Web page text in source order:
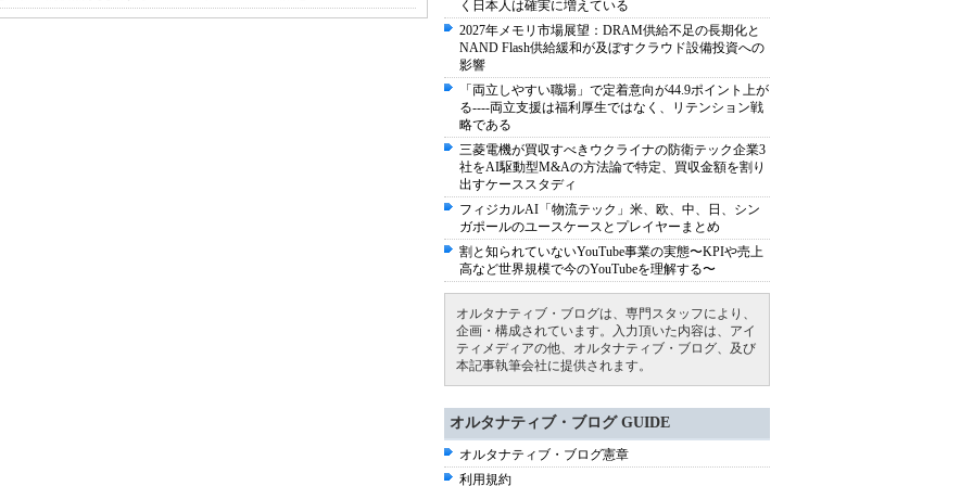
く日本人は確実に増えている
2027年メモリ市場展望：DRAM供給不足の長期化と
NAND Flash供給緩和が及ぼすクラウド設備投資への
影響
「両立しやすい職場」で定着意向が44.9ポイント上が
る----両立支援は福利厚生ではなく、リテンション戦
略である
三菱電機が買収すべきウクライナの防衛テック企業3
社をAI駆動型M&Aの方法論で特定、買収金額を割り
出すケーススタディ
フィジカルAI「物流テック」米、欧、中、日、シン
ガポールのユースケースとプレイヤーまとめ
割と知られていないYouTube事業の実態〜KPIや売上
高など世界規模で今のYouTubeを理解する〜
オルタナティブ・ブログは、専門スタッフにより、
企画・構成されています。入力頂いた内容は、アイ
ティメディアの他、オルタナティブ・ブログ、及び
本記事執筆会社に提供されます。
オルタナティブ・ブログ GUIDE
オルタナティブ・ブログ憲章
利用規約